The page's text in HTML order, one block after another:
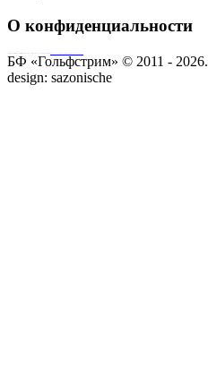
О конфиденциальности
БФ «Гольфстрим» © 2011 - 2026.
design: sazonische